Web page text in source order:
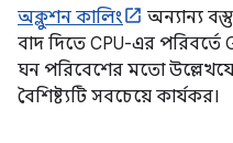
অক্লুশন কালিং
অন্যান্য
বাদ দিতে CPU-এর পরিবর্তে
ঘন পরিবেশের মতো
বৈশিষ্ট্যটি সবচেয়ে কার্যকর।